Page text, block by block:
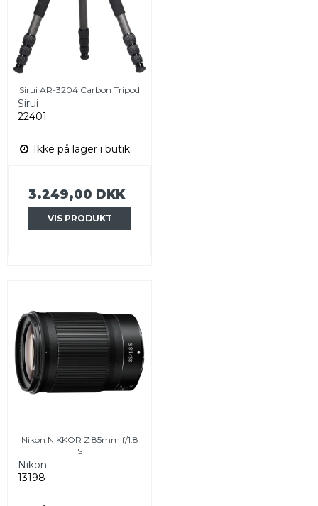
Sirui AR-3204 Carbon Tripod
Sirui
22401
Ikke på lager i butik
3.249,00 DKK
VIS PRODUKT
Nikon NIKKOR Z 85mm f/1.8
S
Nikon
13198